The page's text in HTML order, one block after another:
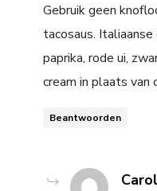
Gebruik geen
tacosaus.
paprika, rode ui,
cream in plaats van
Beantwoorden